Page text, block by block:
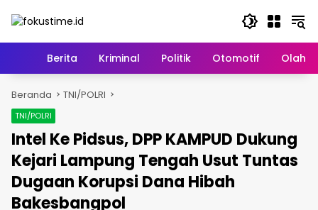
HomeBerita Kriminal Politik Otomotif
Beranda TNI/POLRI
TNI/POLRI
Intel Ke Pidsus, DPP KAMPUD Dukung
Kejari Lampung Tengah Usut Tuntas
Dugaan Korupsi Dana Hibah
Bakesbangpol